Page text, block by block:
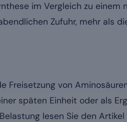
im Vergleich zu einem
Zufuhr, mehr als
Freisetzung von
späten Einheit oder als
lesen Sie den